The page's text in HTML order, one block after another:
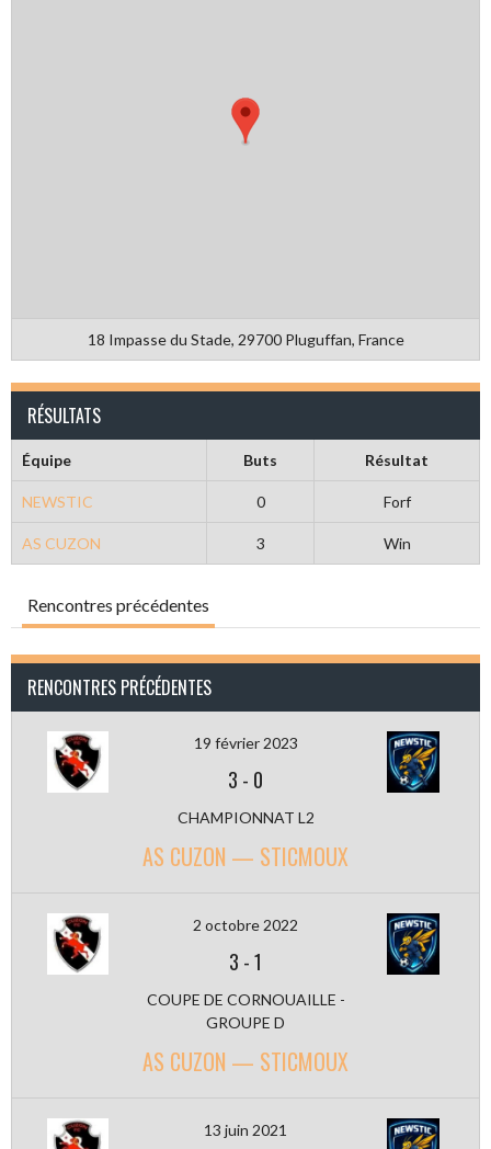
18 Impasse du Stade, 29700 Pluguffan, France
RÉSULTATS
Équipe Buts Résultat
NEWSTIC 0 Forf
AS CUZON 3 Win
Rencontres précédentes
RENCONTRES PRÉCÉDENTES
19 février 2023
3 - 0
CHAMPIONNAT L2
AS CUZON — STICMOUX
2 octobre 2022
3 -1
COUPE DE CORNOUAILLE -
GROUPE D
AS CUZON — STICMOUX
13 juin 2021